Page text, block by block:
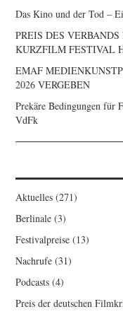
Das Kino und der Tod –
PREIS DES
KURZFILM FESTIVAL
EMAF
2026 VERGEBEN
Prekäre Bedingungen für
VdFk
Aktuelles (271)
Berlinale (3)
Festivalpreise (13)
Nachrufe (31)
Podcasts (4)
Preis der deutschen